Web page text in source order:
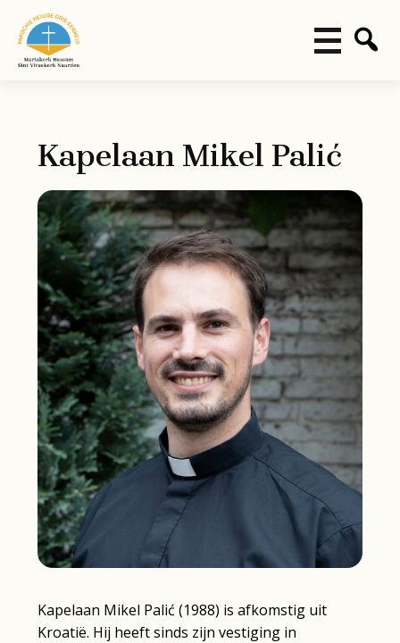
Kapelaan Mikel Palić
Kapelaan Mikel Palić (1988) is afkomstig uit
Kroatië. Hij heeft sinds zijn vestiging in